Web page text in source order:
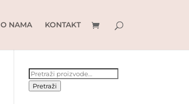
O NAMA KONTAKT
Pretraži:
Pretraži